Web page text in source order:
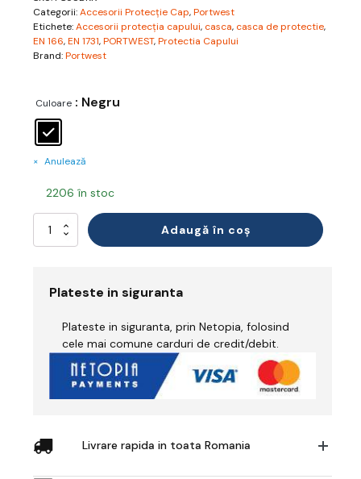
Categorii:Accesorii Protecție Cap,Portwest
Etichete:Accesorii protecția capului, casca, casca de protectie,
EN 166,EN 1731,PORTWEST,Protectia Capului
Brand:Portwest
Culoare : Negru
Anulează
2206 în stoc
Cantitate
Adaugă în coș
Plateste in siguranta
Plateste in siguranta, prin Netopia, folosind
cele mai comune carduri de credit/debit.
Livrare rapida in toata Romania